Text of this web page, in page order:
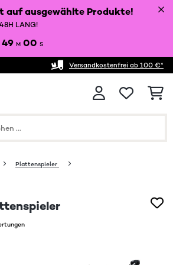
auf ausgewählte Produkte!
LANG!
49 M 00 S
Versandkostenfrei ab 100 €*
Plattenspieler